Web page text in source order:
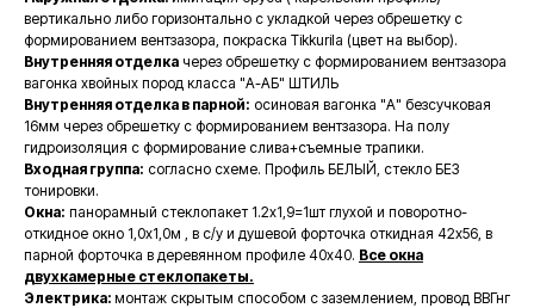
вертикально либо горизонтально с укладкой через обрешетку с
формированием вентзазора, покраска Tikkurila (цвет на выбор).
Внутренняя отделка через обрешетку с формированием вентзазора
вагонка хвойных пород класса "А-АБ" ШТИЛЬ
Внутренняя отделка в парной: осиновая вагонка "А" безсучковая
16мм через обрешетку с формированием вентзазора. На полу
гидроизоляция с формирование слива+съемные трапики.
Входная группа: согласно схеме. Профиль БЕЛЫЙ, стекло БЕЗ
тонировки.
Окна: панорамный стеклопакет 1.2х1,9=1шт глухой и поворотно-
откидное окно 1,0х1,0м , в с/у и душевой форточка откидная 42х56, в
парной форточка в деревянном профиле 40х40. Все окна
двухкамерные стеклопакеты.
Электрика: монтаж скрытым способом с заземлением, провод ВВГнг